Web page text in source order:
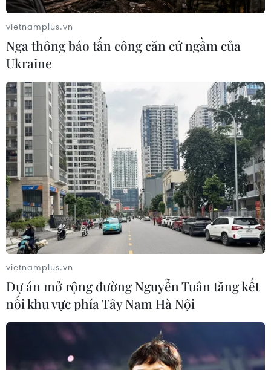
hội Pháp ngữ tại Thành phố Hồ Chí Minh
11/04/2026 10:41
Ngày hội gồm nhiều hoạt động đa dạng như cuộc thi
hùng biện tiếng Pháp; tọa đàm giữa các cựu du học
sinh Pháp; hội thảo về cơ hội nghề nghiệp với sự tham
gia của các chuyên gia du lịch...
vietnamplus.vn
Nga thông báo tấn công căn cứ ngầm của
Ukraine
vietnamplus.vn
Dự án mở rộng đường Nguyễn Tuân tăng kết
nối khu vực phía Tây Nam Hà Nội